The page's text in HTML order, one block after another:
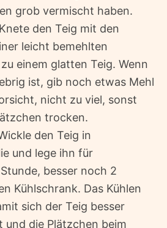
grob vermischt haben.
Knete den Teig mit den
leicht bemehlten
einem glatten Teig. Wenn
ist, gib noch etwas Mehl
nicht zu viel, sonst
trocken.
den Teig in
und lege ihn für
besser noch 2
Kühlschrank. Das Kühlen
sich der Teig besser
und die Plätzchen beim